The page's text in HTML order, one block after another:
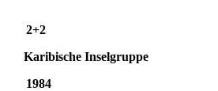
Inselgruppe
1984